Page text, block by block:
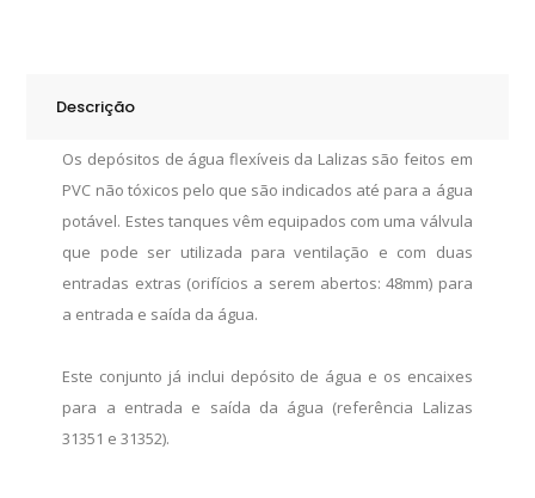
Descrição
Os depósitos de água flexíveis da Lalizas são feitos em
PVC não tóxicos pelo que são indicados até para a água
potável. Estes tanques vêm equipados com uma válvula
que pode ser utilizada para ventilação e com duas
entradas extras (orifícios a serem abertos: 48mm) para
a entrada e saída da água.
Este conjunto já inclui depósito de água e os encaixes
para a entrada e saída da água (referência Lalizas
31351 e 31352).